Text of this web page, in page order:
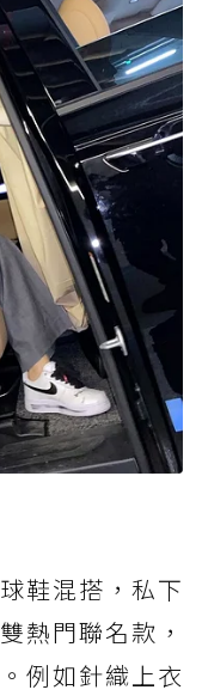
鞋混搭，私下
熱門聯名款，
例如針織上衣